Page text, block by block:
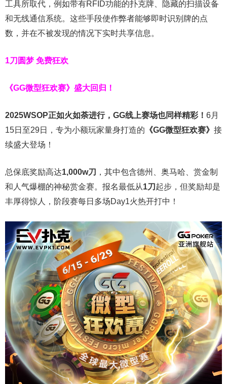
工具所取代，例如带有RFID功能的扑克牌、隐藏的扫描设备
和无线通信系统。这些手段使作弊者能够即时识别牌的点
数，并在不被发现的情况下实时共享信息。
1刀圆梦 免费狂欢
《GG微型狂欢赛》盛大回归！
2025WSOP正如火如荼进行，GG线上赛场也同样精彩！ 6月
15日至29日，专为小额玩家量身打造的 《GG微型狂欢赛》 接
续盛大登场！
总保底奖励高达1,000w刀 ，其中包含德州、奥马哈、赏金制
和人气爆棚的神秘赏金赛。报名最低从1刀 起步，但奖励却是
丰厚得惊人，阶段赛每日多场Day1火热开打中！